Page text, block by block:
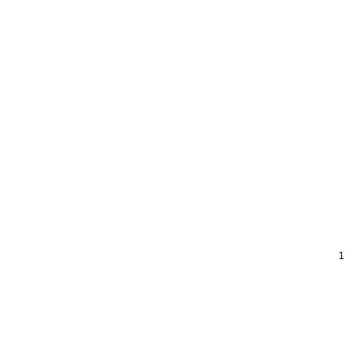
1